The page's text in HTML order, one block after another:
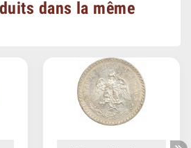
dans la même